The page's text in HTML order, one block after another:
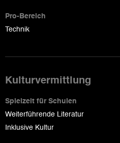
Pro-Bereich
Technik
Kulturvermittlung
Spielzeit für Schulen
Weiterführende Literatur
Inklusive Kultur